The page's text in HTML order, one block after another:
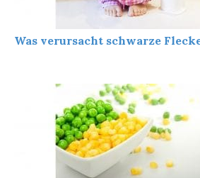
Was verursacht schwarze